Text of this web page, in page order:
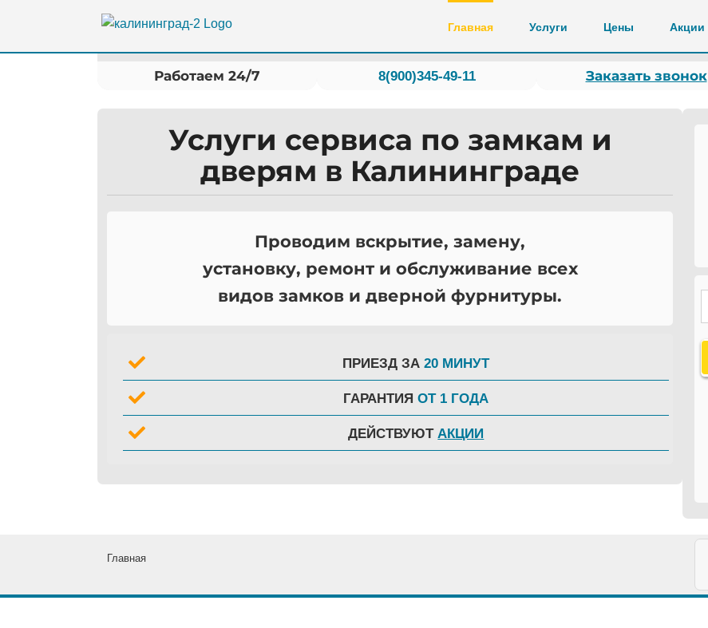
content
Главная Услуги Цены Акции
Работаем 24/7 8(900)345-49-11 Заказать звонок
Услуги сервиса по замкам и
дверям в Калининграде
Проводим вскрытие, замену,
установку, ремонт и обслуживание всех
видов замков и дверной фурнитуры.
ПРИЕЗД ЗА20 МИНУТ
ГАРАНТИЯОТ 1 ГОДА
ДЕЙСТВУЮТАКЦИИ
Главная